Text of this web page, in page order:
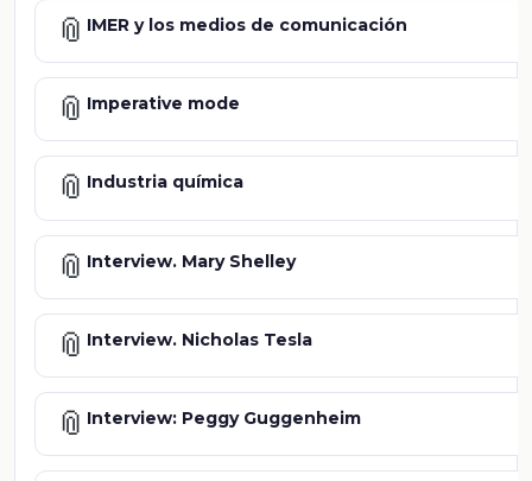
📎 IMER y los medios de comunicación
📎 Imperative mode
📎 Industria química
📎 Interview. Mary Shelley
📎 Interview. Nicholas Tesla
📎 Interview: Peggy Guggenheim